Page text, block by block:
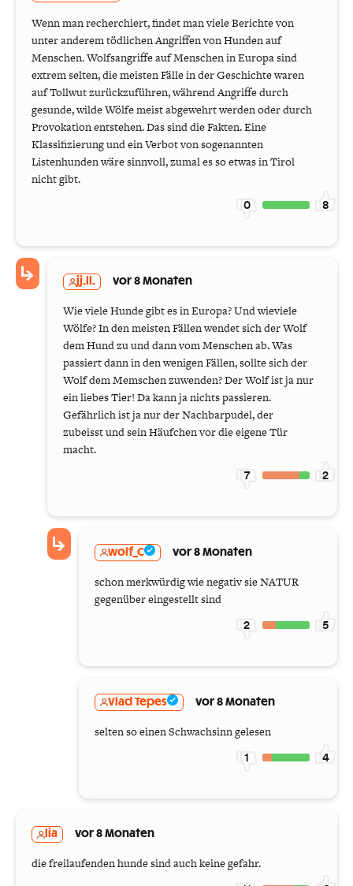
Wenn man recherchiert, findet man viele Berichte von
unter anderem tödlichen Angriffen von Hunden auf
Menschen. Wolfsangriffe auf Menschen in Europa sind
extrem selten, die meisten Fälle in der Geschichte waren
auf Tollwut zurückzuführen, während Angriffe durch
gesunde, wilde Wölfe meist abgewehrt werden oder durch
Provokation entstehen. Das sind die Fakten. Eine
Klassifizierung und ein Verbot von sogenannten
Listenhunden wäre sinnvoll, zumal es so etwas in Tirol
nicht gibt.
0 8
jj.ll. vor 8 Monaten
Wie viele Hunde gibt es in Europa? Und wieviele
Wölfe? In den meisten Fällen wendet sich der Wolf
dem Hund zu und dann vom Menschen ab. Was
passiert dann in den wenigen Fällen, sollte sich der
Wolf dem Memschen zuwenden? Der Wolf ist ja nur
ein liebes Tier! Da kann ja nichts passieren.
Gefährlich ist ja nur der Nachbarpudel, der
zubeisst und sein Häufchen vor die eigene Tür
macht.
7 2
wolf_C vor 8 Monaten
schon merkwürdig wie negativ sie NATUR
gegenüber eingestellt sind
2 5
Vlad Tepes vor 8 Monaten
selten so einen Schwachsinn gelesen
1 4
lia vor 8 Monaten
die freilaufenden hunde sind auch keine gefahr.